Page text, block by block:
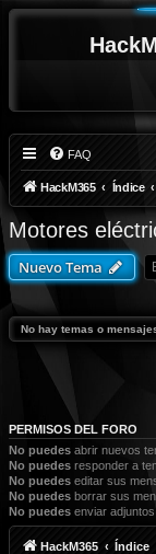
FAQ
HackM365 Índice
Motores
Nuevo Tema
No hay temas o
PERMISOS DEL FORO
No puedes abrir nuevos
No puedes responder a
No puedes editar sus
No puedes borrar sus
No puedes enviar
HackM365 Índice